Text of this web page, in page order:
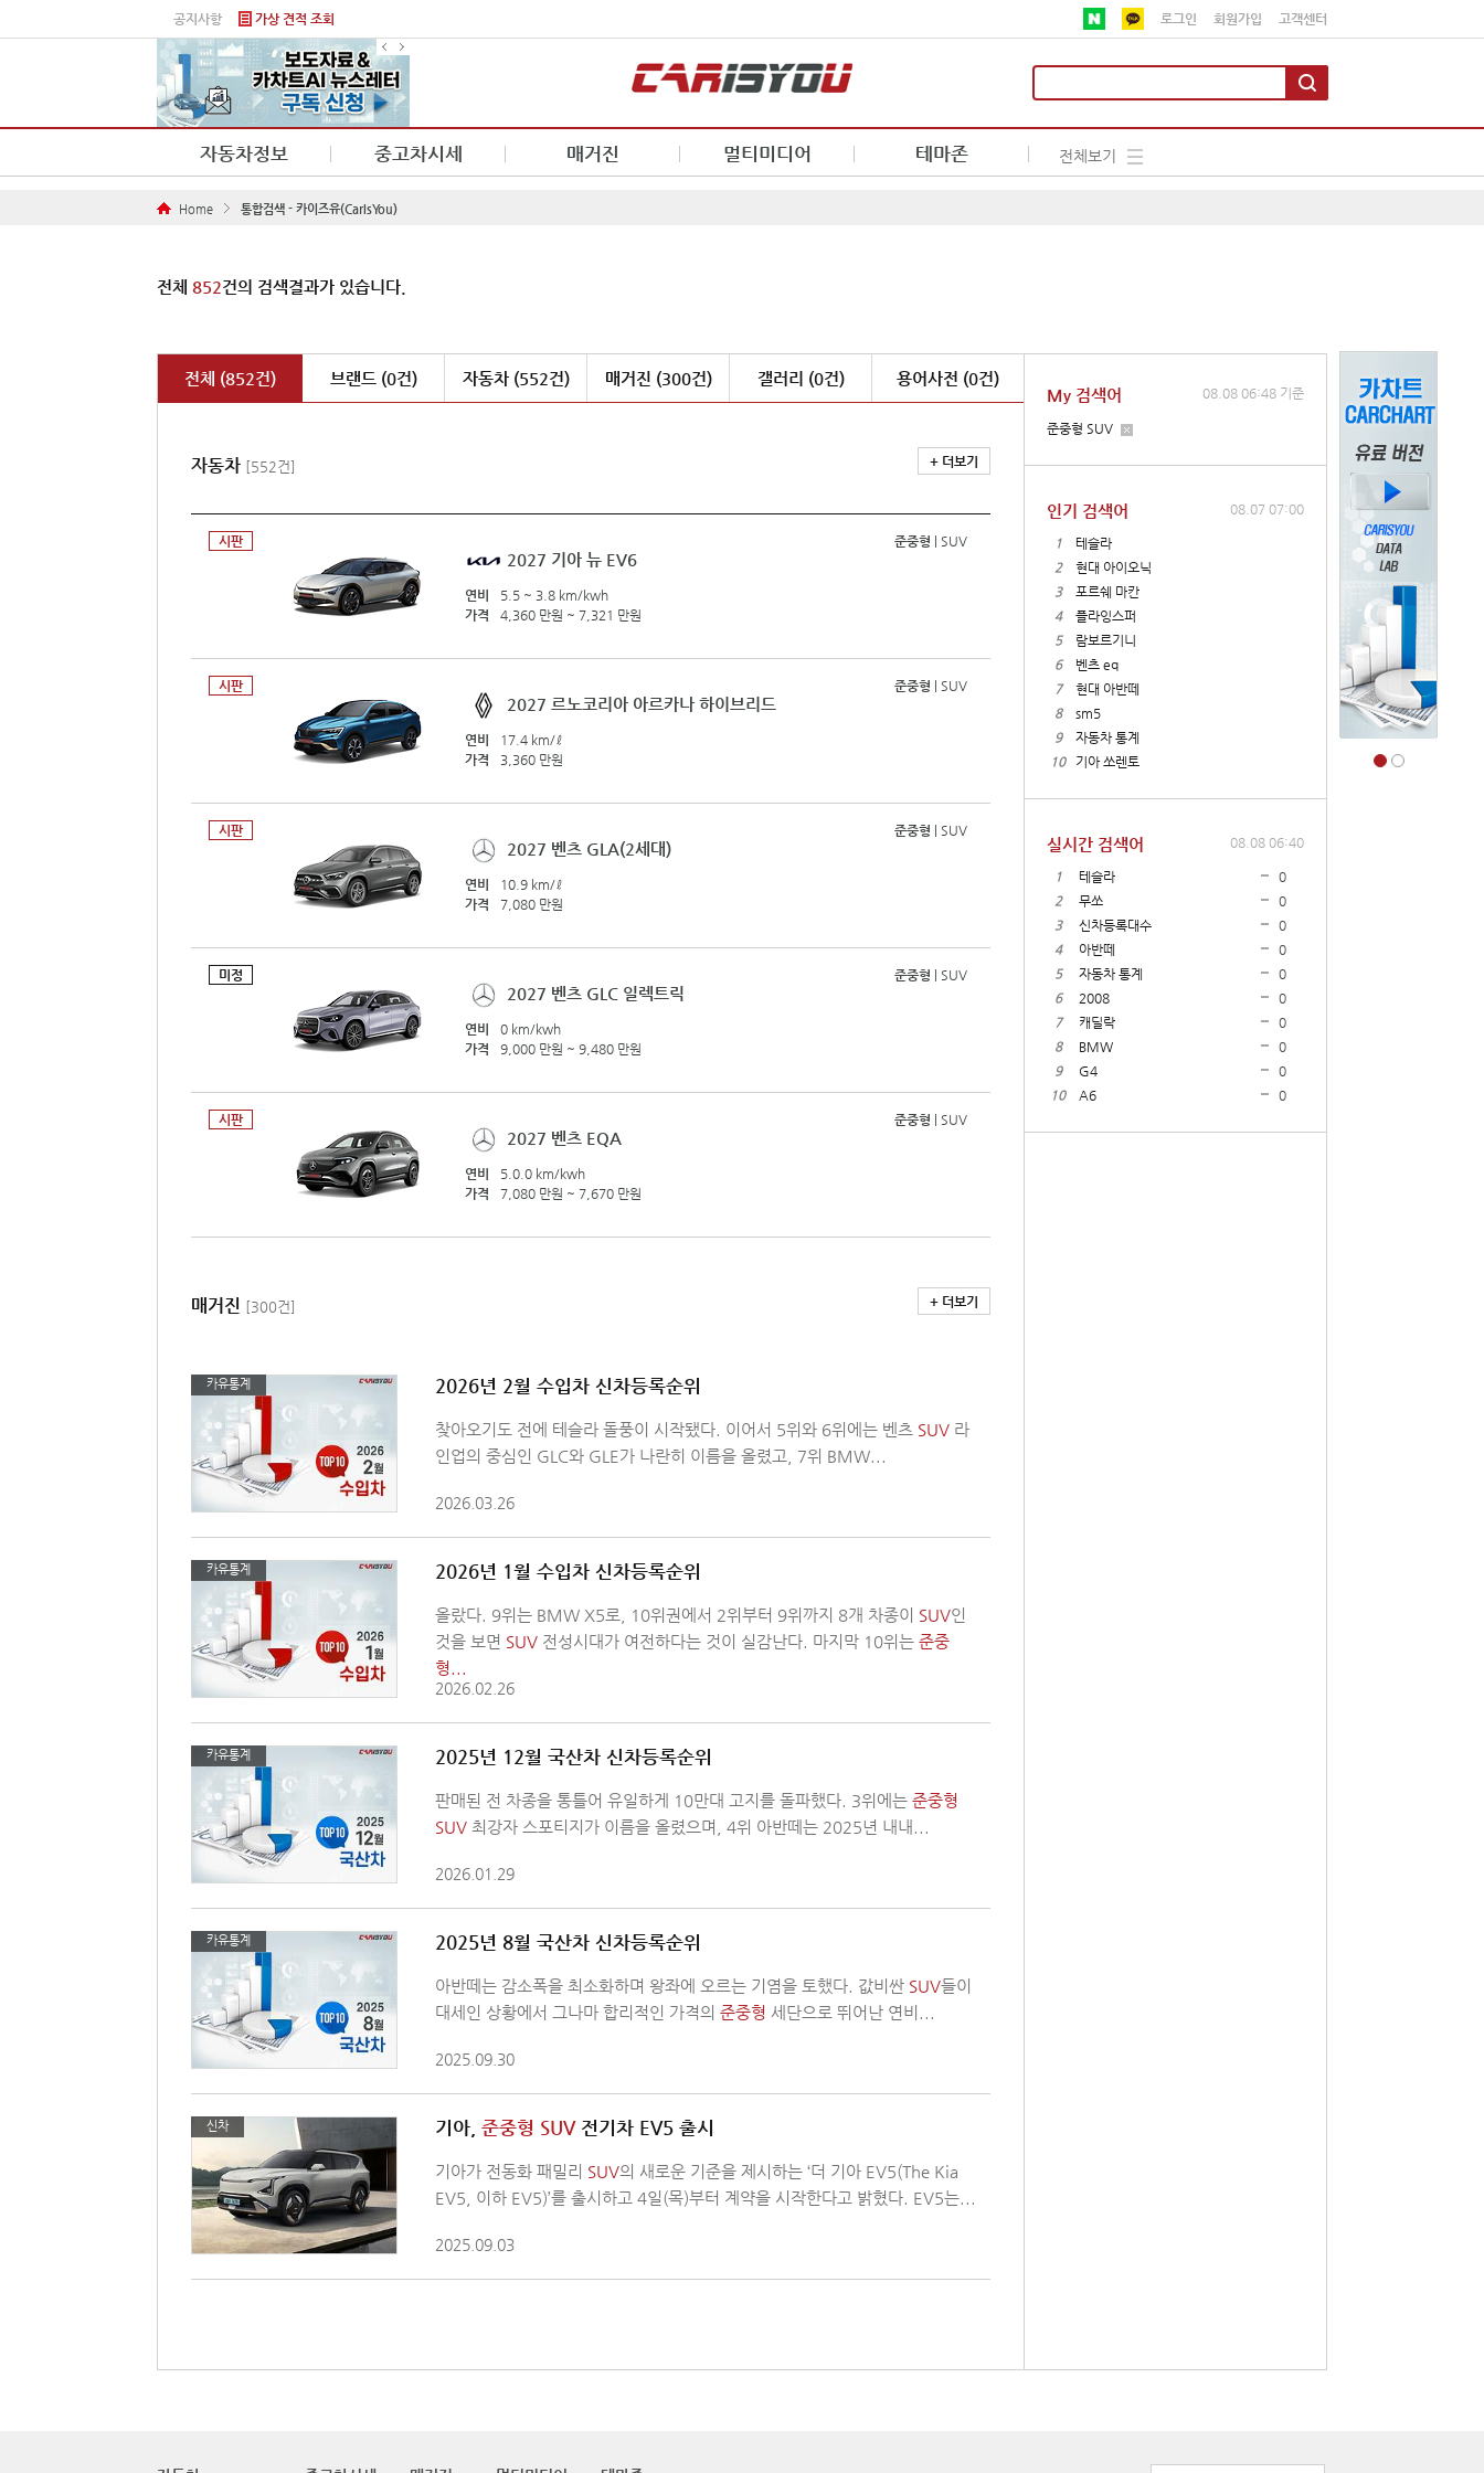
공지사항 가상 견적 조회 로그인 회원가입 고객센터
자동차정보 중고차시세 매거진 멀티미디어 테마존 전체보기
Home 통합검색 - 카이즈유(CarIsYou)
전체 852건의 검색결과가 있습니다.
전체 (852건) 브랜드 (0건) 자동차 (552건) 매거진 (300건) 갤러리 (0건) 용어사전 (0건)
자동차 [552건] + 더보기
시판
2027 기아 뉴 EV6
연비
5.5 ~ 3.8 km/kwh
가격
4,360 만원 ~ 7,321 만원
준중형 | SUV
시판
2027 르노코리아 아르카나 하이브리드
연비
17.4 km/ℓ
가격
3,360 만원
준중형 | SUV
시판
2027 벤츠 GLA(2세대)
연비
10.9 km/ℓ
가격
7,080 만원
준중형 | SUV
미정
2027 벤츠 GLC 일렉트릭
연비
0 km/kwh
가격
9,000 만원 ~ 9,480 만원
준중형 | SUV
시판
2027 벤츠 EQA
연비
5.0.0 km/kwh
가격
7,080 만원 ~ 7,670 만원
준중형 | SUV
매거진 [300건] + 더보기
카유통계 2026년 2월 수입차 신차등록순위
찾아오기도 전에 테슬라 돌풍이 시작됐다. 이어서 5위와 6위에는 벤츠 SUV 라
인업의 중심인 GLC와 GLE가 나란히 이름을 올렸고, 7위 BMW...
2026.03.26
카유통계 2026년 1월 수입차 신차등록순위
올랐다. 9위는 BMW X5로, 10위권에서 2위부터 9위까지 8개 차종이 SUV인
것을 보면 SUV 전성시대가 여전하다는 것이 실감난다. 마지막 10위는 준중
형...
2026.02.26
카유통계 2025년 12월 국산차 신차등록순위
판매된 전 차종을 통틀어 유일하게 10만대 고지를 돌파했다. 3위에는 준중형
SUV 최강자 스포티지가 이름을 올렸으며, 4위 아반떼는 2025년 내내...
2026.01.29
카유통계 2025년 8월 국산차 신차등록순위
아반떼는 감소폭을 최소화하며 왕좌에 오르는 기염을 토했다. 값비싼 SUV들이
대세인 상황에서 그나마 합리적인 가격의 준중형 세단으로 뛰어난 연비...
2025.09.30
신차 기아, 준중형 SUV전기차 EV5 출시
기아가 전동화 패밀리 SUV의 새로운 기준을 제시하는 ‘더 기아 EV5(The Kia
EV5, 이하 EV5)’를 출시하고 4일(목)부터 계약을 시작한다고 밝혔다. EV5는...
2025.09.03
My 검색어 08.08 06:48 기준
준중형 SUV
인기 검색어 08.07 07:00
1
테슬라
2
현대 아이오닉
3
포르쉐 마칸
4
플라잉스퍼
5
람보르기니
6
벤츠 eq
7
현대 아반떼
8
sm5
9
자동차 통계
10
기아 쏘렌토
실시간 검색어 08.08 06:40
1 테슬라
0
2
무쏘
0
3
신차등록대수
0
4
아반떼
0
5
자동차 통계
0
6
2008
0
7
캐딜락
0
8
BMW
0
9
G4
0
10
A6 0